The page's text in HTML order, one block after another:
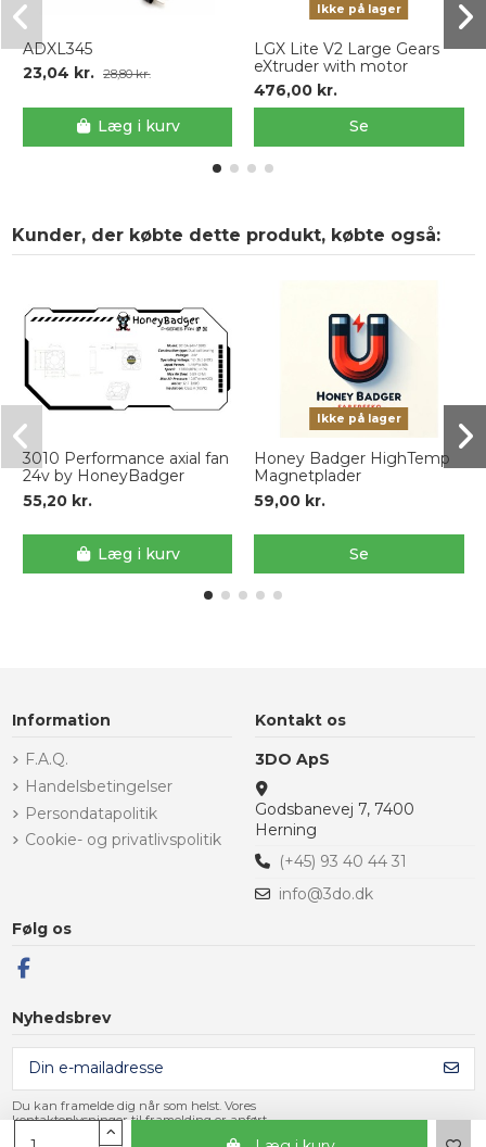
ADXL345
23,04 kr.
28,80 kr.
Læg i kurv
Ikke på lager
LGX Lite V2 Large Gears
eXtruder with motor
476,00 kr.
Se
Kunder, der købte dette produkt, købte også:
3010 Performance axial fan
24v by HoneyBadger
55,20 kr.
Læg i kurv
Ikke på lager
Honey Badger HighTemp
Magnetplader
59,00 kr.
Se
Information
F.A.Q.
Handelsbetingelser
Persondatapolitik
Cookie- og privatlivspolitik
Kontakt os
3DO ApS
Godsbanevej 7, 7400
Herning
(+45) 93 40 44 31
info@3do.dk
Følg os
Nyhedsbrev
Du kan framelde dig når som helst. Vores
kontaktoplysninger til framelding er anført
i handelsbetingelserne.